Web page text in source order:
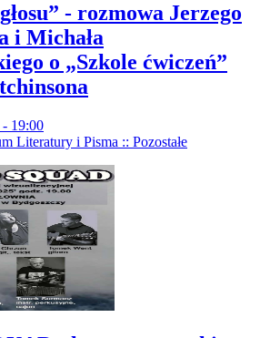
- rozmowa Jerzego
i Michała
o „Szkole ćwiczeń”
- 19:00
Literatury i Pisma :: Pozostałe